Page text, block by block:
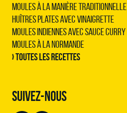
Moules à la manière traditionnelle
Huîtres plates avec vinaigrette
Moules indiennes avec sauce curry
Moules à la normande
› Toutes les recettes
SUIVEZ-NOUS